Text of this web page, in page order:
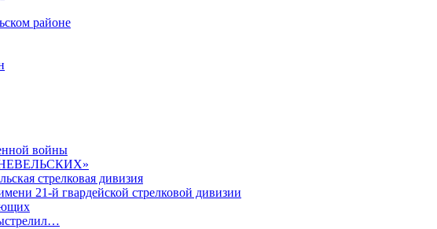
районе
войны
стрелковая дивизия
21-й гвардейской стрелковой дивизии